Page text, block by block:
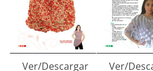
Ver/Descargar Ver/